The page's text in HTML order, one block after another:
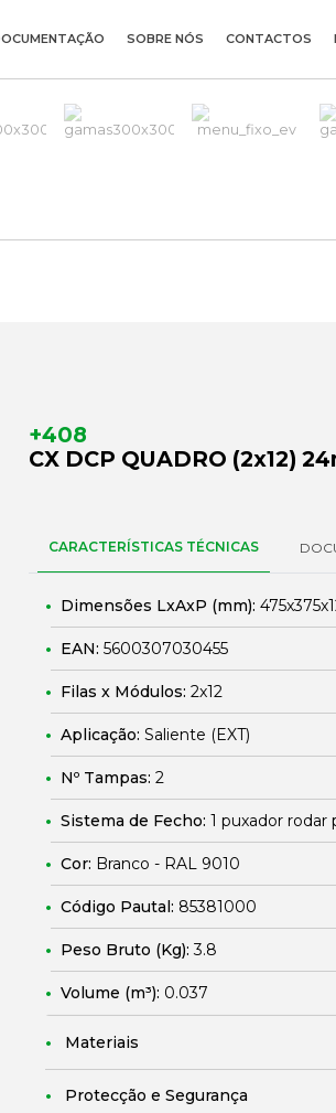
SOBRE NÓS CONTACTOS
+408
CX DCP QUADRO (2x12)
CARACTERÍSTICAS TÉCNICAS
Dimensões LxAxP (mm):
EAN: 5600307030455
Filas x Módulos: 2x12
Aplicação: Saliente (EXT)
Nº Tampas: 2
Sistema de Fecho: 1 puxador rodar
Cor: Branco - RAL 9010
Código Pautal: 85381000
Peso Bruto (Kg):3.8
Volume (m³): 0.037
Materiais
Protecção e Segurança